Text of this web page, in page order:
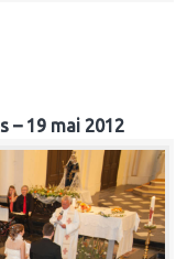
– 19 mai 2012